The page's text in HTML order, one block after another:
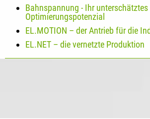
Bahnspannung - Ihr unterschätztes
Optimierungspotenzial
EL.MOTION – der Antrieb für die
EL.NET – die vernetzte Produktion